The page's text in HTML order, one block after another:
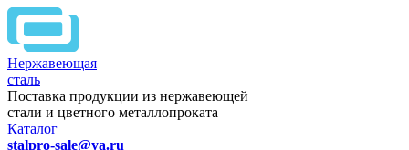
Нержавеющая
сталь
Поставка продукции из нержавеющей
стали и цветного металлопроката
Каталог
stalpro-sale@ya.ru